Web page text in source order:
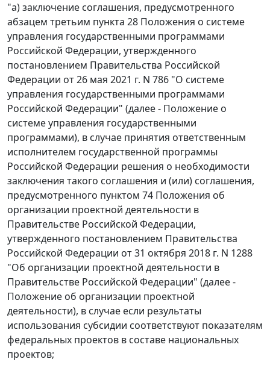
"а) заключение соглашения, предусмотренного
абзацем третьим пункта 28 Положения о системе
управления государственными программами
Российской Федерации, утвержденного
постановлением Правительства Российской
Федерации от 26 мая 2021 г. N 786 "О системе
управления государственными программами
Российской Федерации" (далее - Положение о
системе управления государственными
программами), в случае принятия ответственным
исполнителем государственной программы
Российской Федерации решения о необходимости
заключения такого соглашения и (или) соглашения,
предусмотренного пунктом 74 Положения об
организации проектной деятельности в
Правительстве Российской Федерации,
утвержденного постановлением Правительства
Российской Федерации от 31 октября 2018 г. N 1288
"Об организации проектной деятельности в
Правительстве Российской Федерации" (далее -
Положение об организации проектной
деятельности), в случае если результаты
использования субсидии соответствуют показателям
федеральных проектов в составе национальных
проектов;